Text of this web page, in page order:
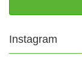
Instagram